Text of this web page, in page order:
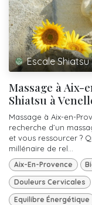
Escale Shiatsu
Massage à Aix-
Shiatsu à
Massage à Aix-en-
recherche d’un
et vous ressourcer ?
millénaire de rel...
Aix-En-Provence
Douleurs Cervicales
Equilibre Énergétique